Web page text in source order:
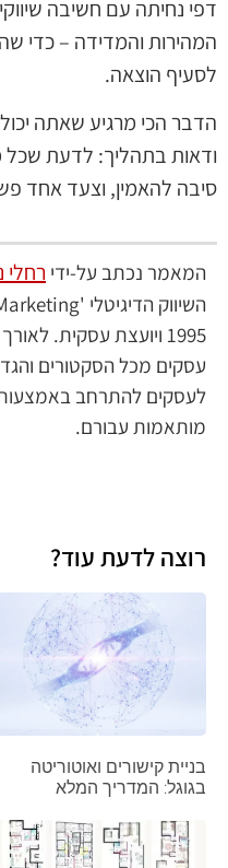
דפי נחיתה עם חשיבה
המהירות והמדידה – כדי
לסעיף הוצאה.
הדבר הכי מרגיע שאתה
ודאות בתהליך: לדעת
סיבה להאמין, וצעד אחד
המאמר נכתב על-ידי רחלי
1995 ויועצת עסקית.
עסקים מכל הסקטורים
לעסקים להתרחב באמצעות
מותאמות עבורם.
רוצה לדעת עוד?
בניית קישורים ואוטוריטה
בגוגל: המדריך המלא